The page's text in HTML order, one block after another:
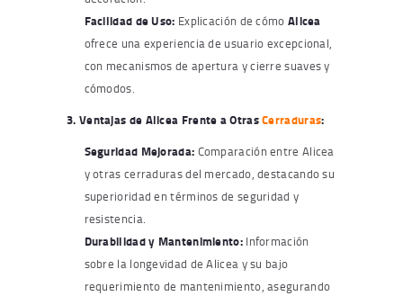
Facilidad de Uso: Explicación de cómo Alicea
ofrece una experiencia de usuario excepcional,
con mecanismos de apertura y cierre suaves y
cómodos.
3. Ventajas de Alicea Frente a OtrasCerraduras:
Seguridad Mejorada: Comparación entre Alicea
y otras cerraduras del mercado, destacando su
superioridad en términos de seguridad y
resistencia.
Durabilidad y Mantenimiento:Información
sobre la longevidad de Alicea y su bajo
requerimiento de mantenimiento, asegurando